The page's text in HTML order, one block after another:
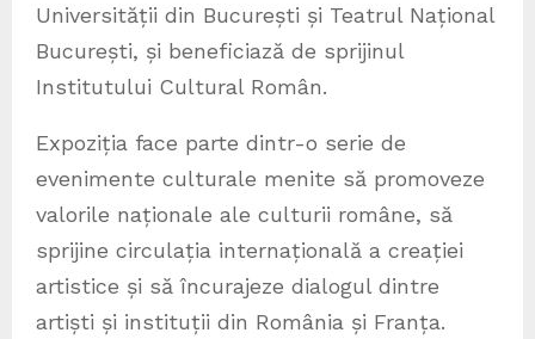
Universității din București și Teatrul Național
București, și beneficiază de sprijinul
Institutului Cultural Român.
Expoziția face parte dintr-o serie de
evenimente culturale menite să promoveze
valorile naționale ale culturii române, să
sprijine circulația internațională a creației
artistice și să încurajeze dialogul dintre
artiști și instituții din România și Franța.